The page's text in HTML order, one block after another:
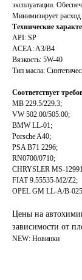
эксплуатации.
Минимизирует расход
Технические
API: SP
ACEA: A3/B4
Вязкость: 5W-40
Тип масла:
Соответствует
MB 229.5/229.3;
VW 502.00/505.00;
BMW LL-01;
Porsche A40;
PSA B71 2296;
RN0700/0710;
CHRYSLER MS-
FIAT 9.55535-M2/Z2;
OPEL GM LL-A/B-025
Цены на
зависимости от
NEW: Новинки